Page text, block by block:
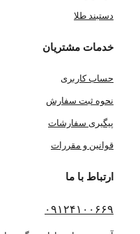
دستبند طلا
خدمات مشتریان
حساب کاربری
نحوه ثبت سفارش
پیگیری سفارشات
قوانین و مقررات
ارتباط با ما
۰۹۱۲۴۱۰۰۶۶۹